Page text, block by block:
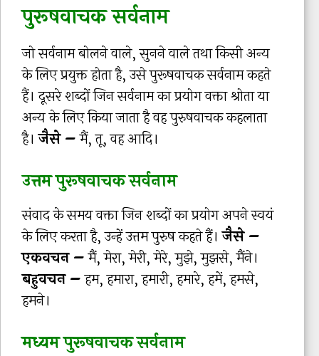
पुरूषवाचक सर्वनाम
जो सर्वनाम बोलने वाले, सुनने वाले तथा किसी अन्य
के लिए प्रयुक्त होता है, उसे पुरूषवाचक सर्वनाम कहते
हैं। दूसरे शब्दों जिन सर्वनाम का प्रयोग वक्ता श्रोता या
अन्य के लिए किया जाता है वह पुरुषवाचक कहलाता
है।जैसे –मैं, तू, वह आदि।
उत्तम पुरूषवाचक सर्वनाम
संवाद के समय वक्ता जिन शब्दों का प्रयोग अपने स्वयं
के लिए करता है, उन्हें उत्तम पुरुष कहते हैं।जैसे –
एकवचन –मैं, मेरा, मेरी, मेरे, मुझे, मुझसे, मैंने।
बहुवचन –हम, हमारा, हमारी, हमारे, हमें, हमसे,
हमने।
मध्यम पुरूषवाचक सर्वनाम